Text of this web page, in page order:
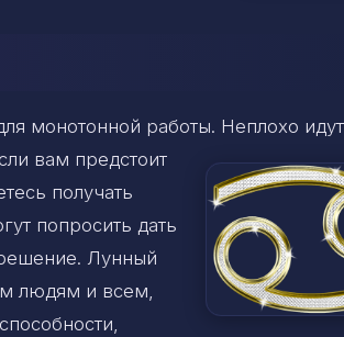
монотонной работы. Неплохо
вам предстоит
получать
попросить дать
Лунный
людям и всем,